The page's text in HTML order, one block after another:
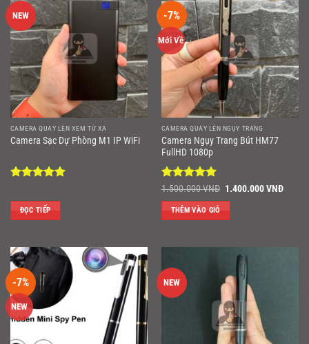
NEW
CAMERA QUAY LÉN XEM TỪ XA
Camera Sạc Dự Phòng M1 IP WiFi
hạng55
saoĐỌC TIẾP
-7%
Mới Về
CAMERA QUAY LÉN NGỤY TRANG
Camera Ngụy Trang Bút HM77
FullHD 1080p
Được xếp
hạng55
sao
1.500.000VNĐ Giá
1.400.000VNĐGiá
THÊM VÀO GIỎ
-7%
NEW
NEW